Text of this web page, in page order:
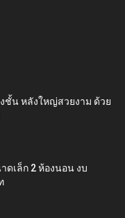
ชั้น หลังใหญ่สวยงาม ด้วย
ดเล็ก 2 ห้องนอน งบ